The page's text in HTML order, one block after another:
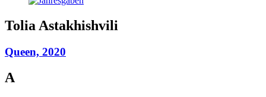
Tolia Astakhishvili
Queen, 2020
A